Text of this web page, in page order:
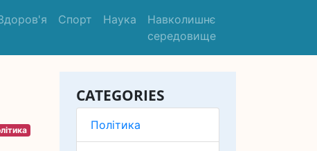
Спорт Наука
Навколишнє
середовище
CATEGORIES
Політика